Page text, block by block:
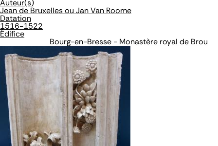
Auteur(s)
Jean de Bruxelles ou Jan Van Roome
Datation
1516-1522
Édifice
Bourg-en-Bresse - Monastère royal de Brou